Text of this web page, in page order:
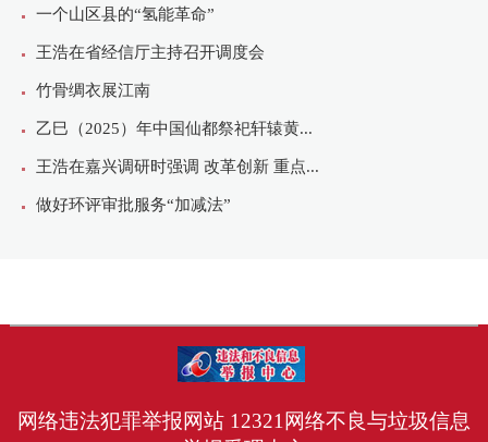
网络违法犯罪举报网站 12321网络不良与垃圾信息